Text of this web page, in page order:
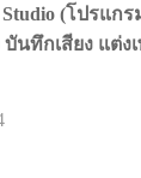
Studio (โปรแกร
บันทึกเสียง แต่ง